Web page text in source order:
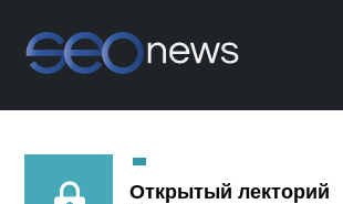
Открытый лекторий